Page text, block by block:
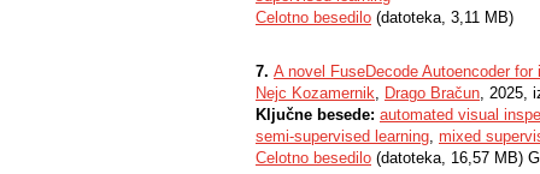
Celotno besedilo (datoteka, 3,11 MB)
7. A novel FuseDecode Autoencoder
Nejc Kozamernik, Drago Bračun, 2025,
Ključne besede: automated visual
semi-supervised learning, mixed
Celotno besedilo (datoteka, 16,57 MB)